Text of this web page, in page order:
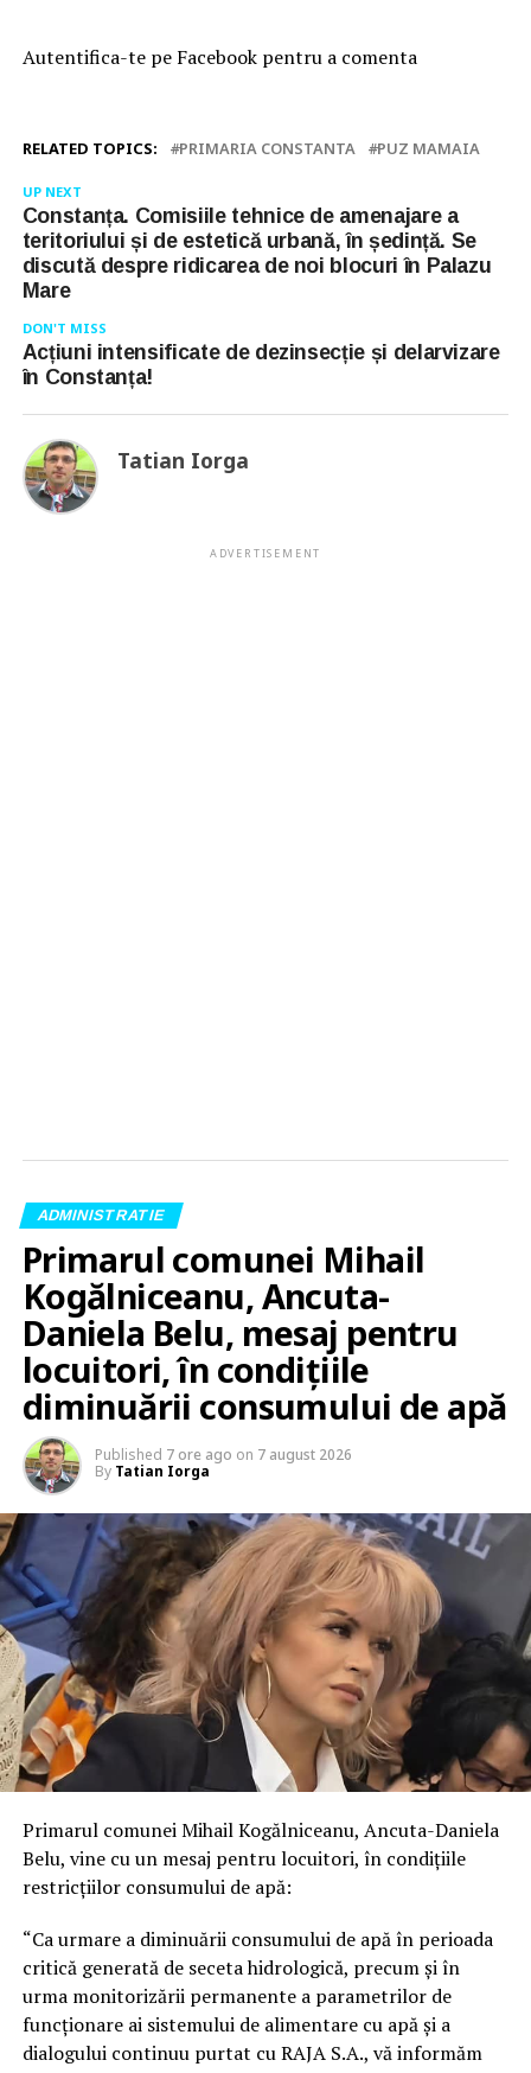
Autentifica-te pe Facebook pentru a comenta
RELATED TOPICS: PRIMARIA CONSTANTA PUZ MAMAIA
UP NEXT
Constanța. Comisiile tehnice de amenajare a
teritoriului și de estetică urbană, în ședință. Se
discută despre ridicarea de noi blocuri în Palazu
Mare
DON'T MISS
Acțiuni intensificate de dezinsecție și delarvizare
în Constanța!
Tatian Iorga
ADVERTISEMENT
ADMINISTRATIE
Primarul comunei Mihail
Kogălniceanu, Ancuta-
Daniela Belu, mesaj pentru
locuitori, în condițiile
diminuării consumului de apă
Published 7 ore ago on 7 august 2026
By Tatian Iorga
Primarul comunei Mihail Kogălniceanu, Ancuta-Daniela
Belu, vine cu un mesaj pentru locuitori, în condițiile
restricțiilor consumului de apă:
“Ca urmare a diminuării consumului de apă în perioada
critică generată de seceta hidrologică, precum și în
urma monitorizării permanente a parametrilor de
funcționare ai sistemului de alimentare cu apă și a
dialogului continuu purtat cu RAJA S.A., vă informăm